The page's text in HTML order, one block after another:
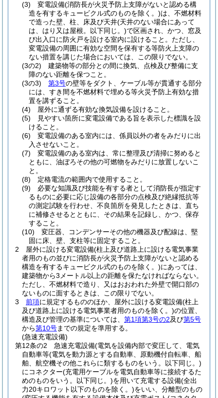
(3)
変電設備(消防長が火災予防上支障がないと認める構
造を有するキュービクル式のものを除く。)は、不燃材料
で造った壁、柱、床及び天井(天井のない場合にあって
は、はり又は屋根。以下同じ。)で区画され、かつ、窓及
び出入口に防火戸を設ける室内に設けること。 ただし、
変電設備の周囲に有効な空間を保有する等防火上支障の
ない措置を講じた場合においては、この限りでない。
(3の2)
建築物等の部分との間に換気、点検及び整備に支
障のない距離を保つこと。
(3の3)
第3号の壁等をダクト、ケーブル等が貫通する部分
には、すき間を不燃材料で埋める等火災予防上有効な措
置を講ずること。
(4)
屋外に通ずる有効な換気設備を設けること。
(5)
見やすい箇所に変電設備である旨を表示した標識を設
けること。
(6)
変電設備のある室内には、係員以外の者をみだりに出
入させないこと。
(7)
変電設備のある室内は、常に整理及び清掃に努めると
ともに、油ぼろその他の可燃物をみだりに放置しないこ
と。
(8)
定格電流の範囲内で使用すること。
(9)
必要な知識及び技能を有する者として消防長が指定す
るものに必要に応じ設備の各部分の点検及び絶縁抵抗等
の測定試験を行わせ、不良箇所を発見したときは、直ち
に補修させるとともに、その結果を記録し、かつ、保存
すること。
(10)
変圧器、コンデンサーその他の機器及び配線は、堅
固に床、壁、支柱等に固定すること。
2
屋外に設ける変電設備(柱上及び道路上に設ける電気事業
者用のもの並びに消防長が火災予防上支障がないと認める
構造を有するキュービクル式のものを除く。)にあっては、
建築物から3メートル以上の距離を保たなければならない。
ただし、不燃材料で造り、又はおおわれた外壁で開口部の
ないものに面するときは、この限りでない。
3
前項に規定するもののほか、屋外に設ける変電設備(柱上
及び道路上に設ける電気事業者用のものを除く。)の位置、
構造及び管理の基準については、 第1項第3号の2及び第5号
から第10号までの規定を準用する。
(急速充電設備)
第12条の2
急速充電設備(電気を設備内部で変圧して、電気
自動車等(電気を動力源とする自動車、原動機付自転車、船
舶、航空機その他これらに類するものをいう。以下同じ。)
にコネクター(充電用ケーブルを電気自動車等に接続するた
めのものをいう。以下同じ。)を用いて充電する設備(全出
力20キロワット以下のものを除く。)をいい、分離型のもの